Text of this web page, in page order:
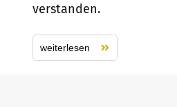
verstanden.
weiterlesen